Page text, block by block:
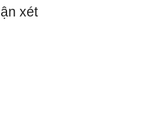
xét